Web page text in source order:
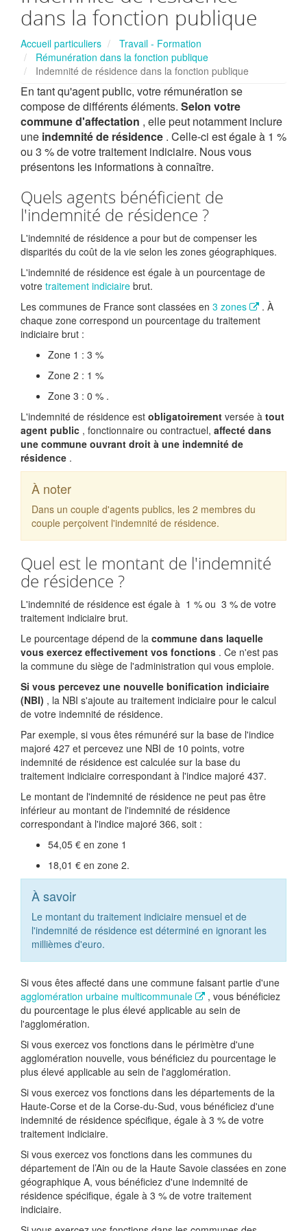
dans la fonction publique
Accueil particuliers
Travail - Formation
Rémunération dans la fonction publique
Indemnité de résidence dans la fonction publique
En tant qu'agent public, votre rémunération se
compose de différents éléments. Selon votre
commune d'affectation , elle peut notamment inclure
une indemnité de résidence . Celle-ci est égale à 1 %
ou 3 % de votre traitement indiciaire. Nous vous
présentons les informations à connaître.
Quels agents bénéficient de
l'indemnité de résidence ?
L'indemnité de résidence a pour but de compenser les
disparités du coût de la vie selon les zones géographiques.
L'indemnité de résidence est égale à un pourcentage de
votre traitement indiciaire brut.
Les communes de France sont classées en 3 zones
. À
chaque zone correspond un pourcentage du traitement
indiciaire brut :
Zone 1 : 3 %
Zone 2 : 1 %
Zone 3 : 0 % .
L'indemnité de résidence est obligatoirement versée à tout
agent public , fonctionnaire ou contractuel, affecté dans
une commune ouvrant droit à une indemnité de
résidence .
À noter
Dans un couple d'agents publics, les 2 membres du
couple perçoivent l'indemnité de résidence.
Quel est le montant de l'indemnité
de résidence ?
L'indemnité de résidence est égale à 1 % ou 3 % de votre
traitement indiciaire brut.
Le pourcentage dépend de la commune dans laquelle
vous exercez effectivement vos fonctions . Ce n'est pas
la commune du siège de l'administration qui vous emploie.
Si vous percevez une nouvelle bonification indiciaire
(NBI) , la NBI s'ajoute au traitement indiciaire pour le calcul
de votre indemnité de résidence.
Par exemple, si vous êtes rémunéré sur la base de l'indice
majoré 427 et percevez une NBI de 10 points, votre
indemnité de résidence est calculée sur la base du
traitement indiciaire correspondant à l'indice majoré 437.
Le montant de l'indemnité de résidence ne peut pas être
inférieur au montant de l'indemnité de résidence
correspondant à l'indice majoré 366, soit :
54,05 € en zone 1
18,01 € en zone 2.
À savoir
Le montant du traitement indiciaire mensuel et de
l'indemnité de résidence est déterminé en ignorant les
millièmes d'euro.
Si vous êtes affecté dans une commune faisant partie d'une
agglomération urbaine multicommunale
, vous bénéficiez
du pourcentage le plus élevé applicable au sein de
l'agglomération.
Si vous exercez vos fonctions dans le périmètre d'une
agglomération nouvelle, vous bénéficiez du pourcentage le
plus élevé applicable au sein de l'agglomération.
Si vous exercez vos fonctions dans les départements de la
Haute-Corse et de la Corse-du-Sud, vous bénéficiez d'une
indemnité de résidence spécifique, égale à 3 % de votre
traitement indiciaire.
Si vous exercez vos fonctions dans les communes du
département de l’Ain ou de la Haute Savoie classées en zone
géographique A, vous bénéficiez d'une indemnité de
résidence spécifique, égale à 3 % de votre traitement
indiciaire.